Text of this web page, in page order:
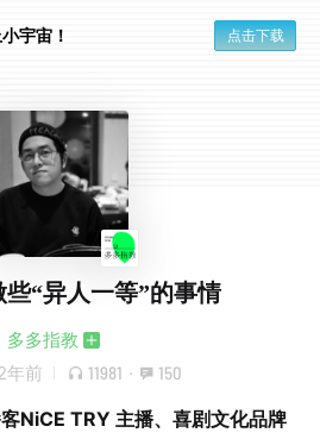
宇宙！ 点击下载
“异人一等”的事情
多多指教
年前 11981 · 150
NiCE TRY 主播、喜剧文化品牌